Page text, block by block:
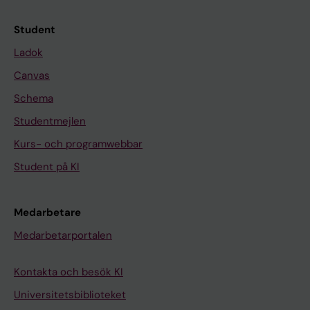
Student
Ladok
Canvas
Schema
Studentmejlen
Kurs- och programwebbar
Student på KI
Medarbetare
Medarbetarportalen
Kontakta och besök KI
Universitetsbiblioteket